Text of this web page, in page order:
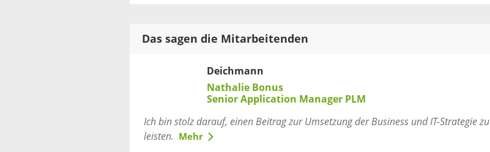
Das sagen die Mitarbeitenden
Deichmann
Nathalie Bonus
Senior Application Manager PLM
Ich bin stolz darauf, einen Beitrag zur Umsetzung der Business und IT-Strategie zu
leisten. Mehr